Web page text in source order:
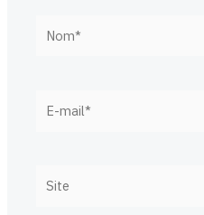
mail*